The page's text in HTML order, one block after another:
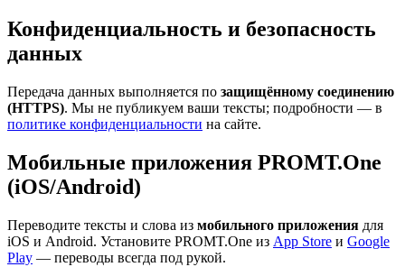
Конфиденциальность и безопасность
данных
Передача данных выполняется по защищённому соединению
(HTTPS). Мы не публикуем ваши тексты; подробности — в
политике конфиденциальности на сайте.
Мобильные приложения PROMT.One
(iOS/Android)
Переводите тексты и слова из мобильного приложения для
iOS и Android. Установите PROMT.One из App Store и Google
Play — переводы всегда под рукой.